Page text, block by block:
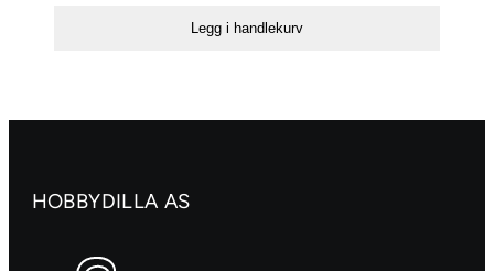
antall
Legg i handlekurv
HOBBYDILLA AS